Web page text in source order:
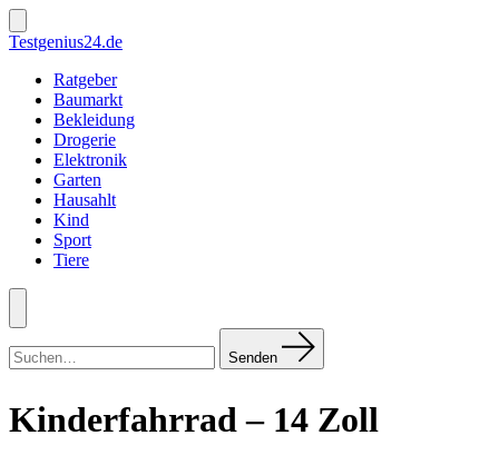
Zum
Inhalt
springen
Suche
ein-/ausblenden
Testgenius24.de
Ratgeber
Baumarkt
Bekleidung
Drogerie
Elektronik
Garten
Hausahlt
Kind
Sport
Tiere
Menü
nach:
Senden
Kinderfahrrad – 14 Zoll